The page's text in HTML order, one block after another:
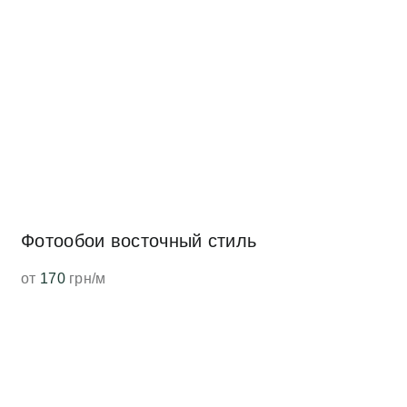
Фотообои восточный стиль
от 170грн/м